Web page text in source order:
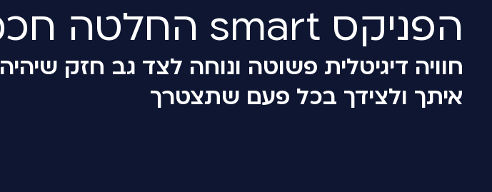
הפניקס smart החלטה חכמה
חוויה דיגיטלית פשוטה ונוחה לצד גב חזק שיהיה
איתך ולצידך בכל פעם שתצטרך